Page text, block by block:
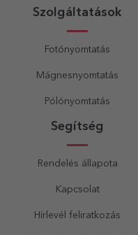
Szolgáltatások
Fotónyomtatás
Mágnesnyomtatás
Pólónyomtatás
Segítség
Rendelés állapota
Kapcsolat
Hírlevél feliratkozás